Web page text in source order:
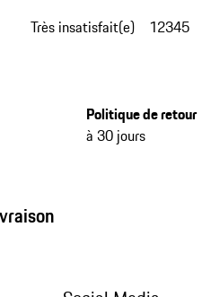
Très insatisfait(e) 12345
Politique de retour
à 30 jours